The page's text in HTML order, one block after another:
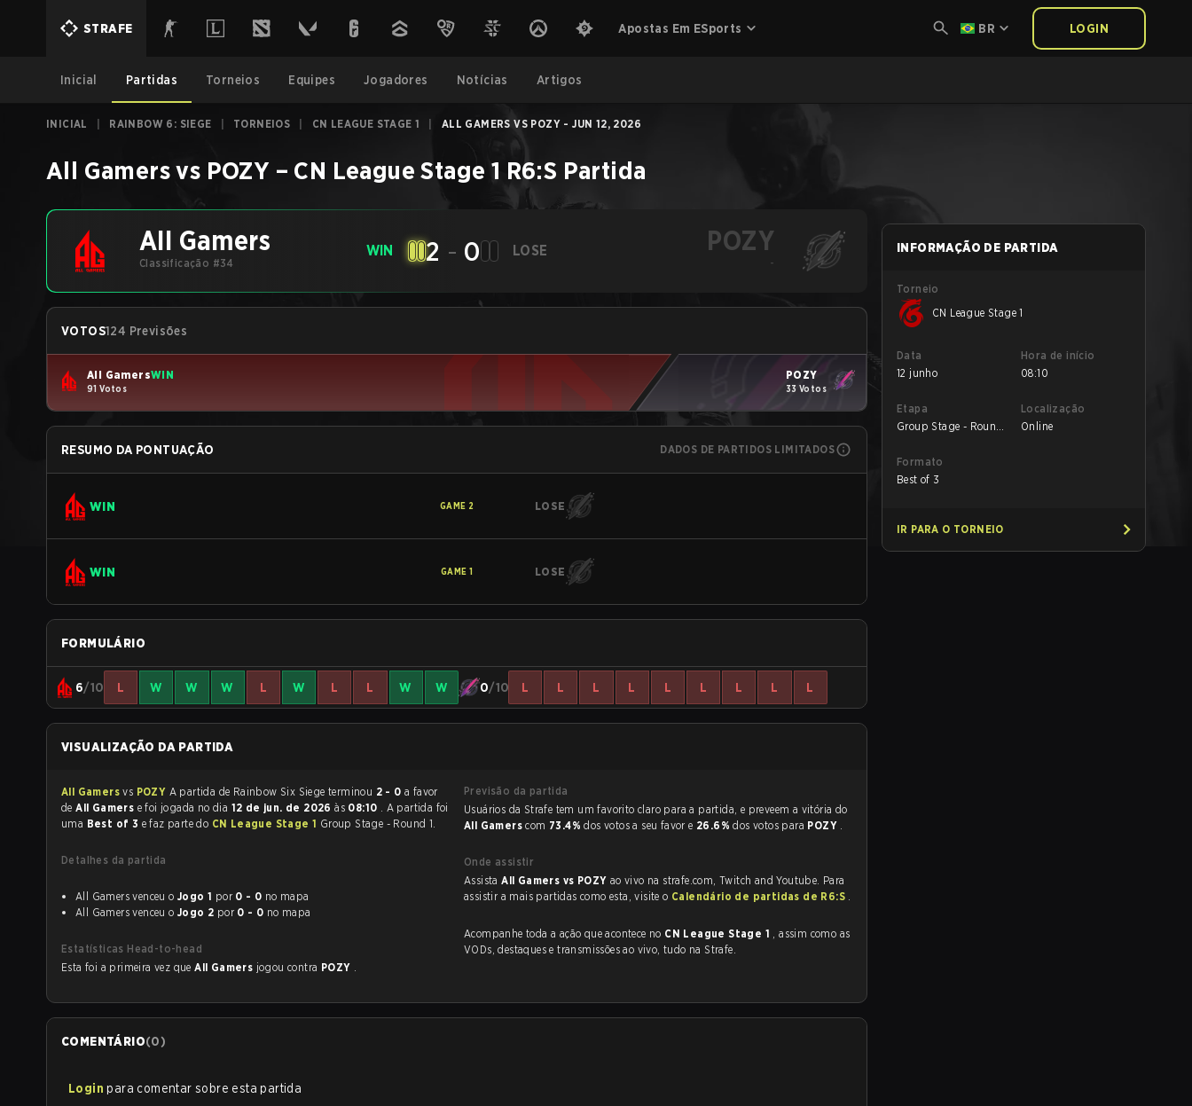
STRAFE Apostas Em ESports BR LOGIN
Inicial Partidas Torneios Equipes Jogadores Notícias Artigos
INICIAL RAINBOW 6: SIEGE TORNEIOS CN LEAGUE STAGE 1 ALL GAMERS VS POZY - JUN 12, 2026
All Gamersvs POZY – CN League Stage 1 R6:S Partida
All Gamers
Classificação #34
WIN 2 - 0 LOSE POZY
-
VOTOS124 Previsões
All GamersWIN
91 Votos
POZY
33 Votos
RESUMO DA PONTUAÇÃO DADOS DE PARTIDOS LIMITADOS
WIN GAME 2 LOSE
WIN GAME 1 LOSE
FORMULÁRIO
6/10 L W W W L W L L W W 0/10 L L L L L L L L L
VISUALIZAÇÃO DA PARTIDA
All Gamersvs POZY A partida de Rainbow Six Siege terminou 2 - 0
deAll Gamers e foi jogada no dia 12 de jun. de 2026às 08:10 . A partida foi
uma Best of 3 e faz parte do CN League Stage 1 Group Stage - Round 1.
Detalhes da partida
All Gamers venceu o Jogo 1 por 0 - 0 no mapa
All Gamers venceu o Jogo 2 por 0 - 0 no mapa
Estatísticas Head-to-head
Esta foi a primeira vez queAll Gamers jogou contra POZY .
Previsão da partida
Usuários da Strafe tem um favorito claro para a partida, e preveem a vitória do
All Gamerscom 73.4%dos votos a seu favor e 26.6%dos votos para POZY .
Onde assistir
AssistaAll Gamers vs POZY ao vivo na strafe.com, Twitch and Youtube. Para
assistir a mais partidas como esta, visite o Calendário de partidas de R6:S .
Acompanhe toda a ação que acontece no CN League Stage 1 , assim como as
VODs, destaques e transmissões ao vivo, tudo na Strafe.
COMENTÁRIO(0)
Login para comentar sobre esta partida
INFORMAÇÃO DE PARTIDA
Torneio
CN League Stage 1
Data
12 junho
Hora de início
08:10
Etapa
Group Stage - Round
Localização
Online
Formato
Best of 3
IR PARA O TORNEIO